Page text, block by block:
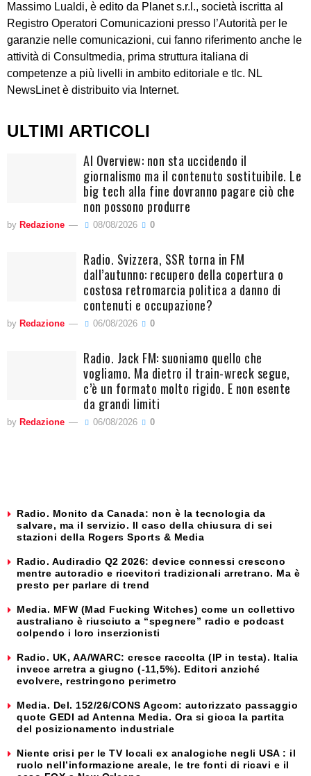
Massimo Lualdi, è edito da Planet s.r.l., società iscritta al
Registro Operatori Comunicazioni presso l’Autorità per le
garanzie nelle comunicazioni, cui fanno riferimento anche le
attività di Consultmedia, prima struttura italiana di
competenze a più livelli in ambito editoriale e tlc. NL
NewsLinet è distribuito via Internet.
ULTIMI ARTICOLI
AI Overview: non sta uccidendo il
giornalismo ma il contenuto sostituibile. Le
big tech alla fine dovranno pagare ciò che
non possono produrre
by Redazione 08/08/2026 0
Radio. Svizzera, SSR torna in FM
dall’autunno: recupero della copertura o
costosa retromarcia politica a danno di
contenuti e occupazione?
by Redazione 06/08/2026 0
Radio. Jack FM: suoniamo quello che
vogliamo. Ma dietro il train-wreck segue,
c’è un formato molto rigido. E non esente
da grandi limiti
by Redazione 06/08/2026 0
Radio. Monito da Canada: non è la tecnologia da
salvare, ma il servizio. Il caso della chiusura di sei
stazioni della Rogers Sports & Media
Radio. Audiradio Q2 2026: device connessi crescono
mentre autoradio e ricevitori tradizionali arretrano. Ma è
presto per parlare di trend
Media. MFW (Mad Fucking Witches) come un collettivo
australiano è riusciuto a “spegnere” radio e podcast
colpendo i loro inserzionisti
Radio. UK, AA/WARC: cresce raccolta (IP in testa). Italia
invece arretra a giugno (-11,5%). Editori anziché
evolvere, restringono perimetro
Media. Del. 152/26/CONS Agcom: autorizzato passaggio
quote GEDI ad Antenna Media. Ora si gioca la partita
del posizionamento industriale
Niente crisi per le TV locali ex analogiche negli USA : il
ruolo nell’informazione areale, le tre fonti di ricavi e il